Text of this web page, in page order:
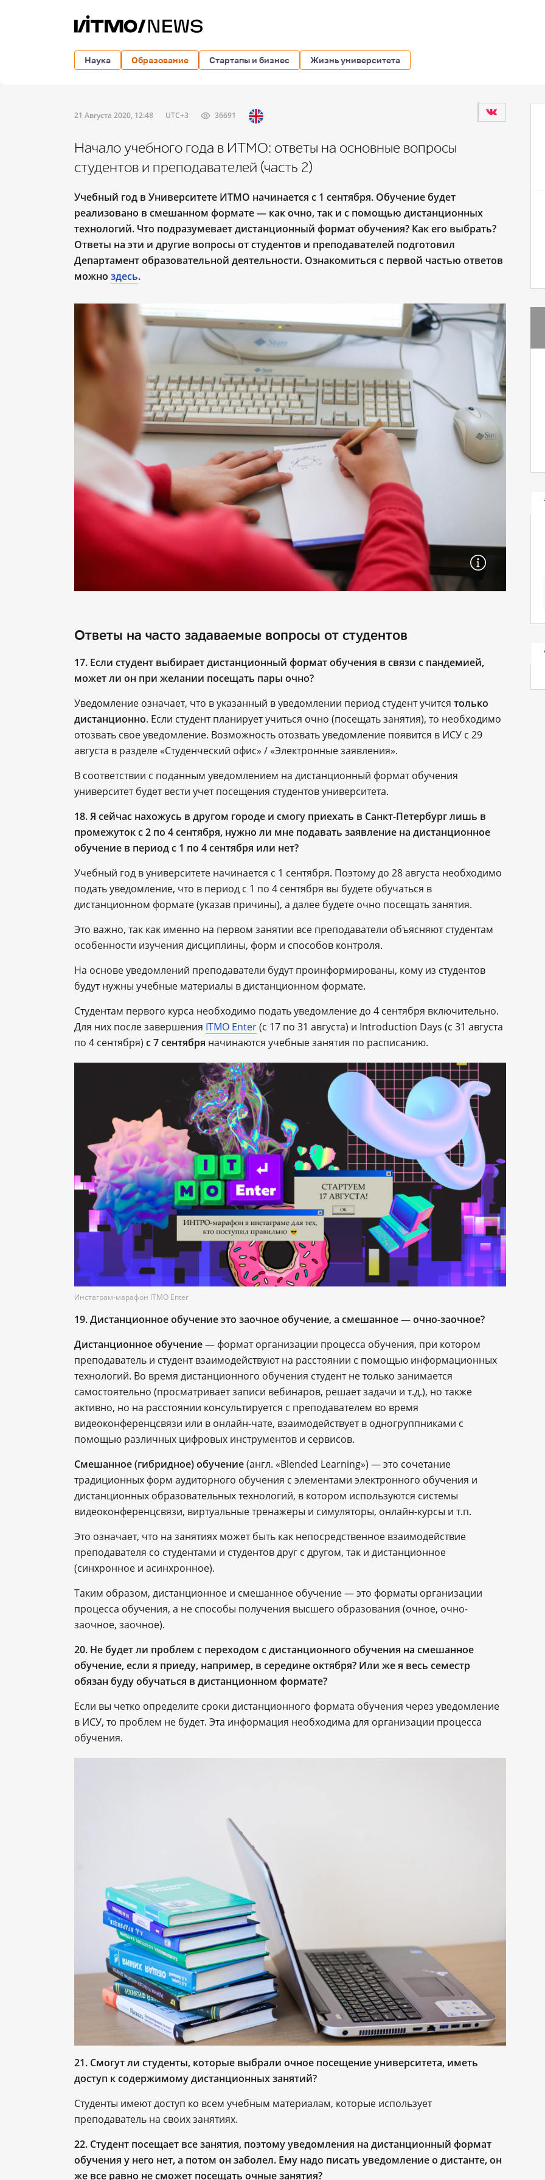
Наука Образование Стартапы и бизнес Жизнь университета
21 Августа 2020, 12:48 UTC+3 36691
Начало учебного года в ИТМО: ответы на основные вопросы
студентов и преподавателей (часть 2)
Учебный год в Университете ИТМО начинается с 1 сентября. Обучение будет
реализовано в смешанном формате ― как очно, так и с помощью дистанционных
технологий. Что подразумевает дистанционный формат обучения? Как его выбрать?
Ответы на эти и другие вопросы от студентов и преподавателей подготовил
Департамент образовательной деятельности. Ознакомиться с первой частью ответов
можно здесь.
Ответы на часто задаваемые вопросы от студентов
17. Если студент выбирает дистанционный формат обучения в связи с пандемией,
может ли он при желании посещать пары очно?
Уведомление означает, что в указанный в уведомлении период студент учится только
дистанционно. Если студент планирует учиться очно (посещать занятия), то необходимо
отозвать свое уведомление. Возможность отозвать уведомление появится в ИСУ с 29
августа в разделе «Студенческий офис» / «Электронные заявления».
В соответствии с поданным уведомлением на дистанционный формат обучения
университет будет вести учет посещения студентов университета.
18.Я сейчас нахожусь в другом городе и смогу приехать в Санкт-Петербург лишь в
промежуток с 2 по 4 сентября, нужно ли мне подавать заявление на дистанционное
обучение в период с 1 по 4 сентября или нет?
Учебный год в университете начинается с 1 сентября. Поэтому до 28 августа необходимо
подать уведомление, что в период с 1 по 4 сентября вы будете обучаться в
дистанционном формате (указав причины), а далее будете очно посещать занятия.
Это важно, так как именно на первом занятии все преподаватели объясняют студентам
особенности изучения дисциплины, форм и способов контроля.
На основе уведомлений преподаватели будут проинформированы, кому из студентов
будут нужны учебные материалы в дистанционном формате.
Студентам первого курса необходимо подать уведомление до 4 сентября включительно.
Для них после завершения ITMO Enter(с 17 по 31 августа) и Introduction Days (с 31 августа
по 4 сентября) с 7 сентября начинаются учебные занятия по расписанию.
Инстаграм-марафон ITMO Enter
19.Дистанционное обучение это заочное обучение, а смешанное ― очно-заочное?
Дистанционное обучение― формат организации процесса обучения, при котором
преподаватель и студент взаимодействуют на расстоянии с помощью информационных
технологий. Во время дистанционного обучения студент не только занимается
самостоятельно (просматривает записи вебинаров, решает задачи и т.д.), но также
активно, но на расстоянии консультируется с преподавателем во время
видеоконференцсвязи или в онлайн-чате, взаимодействует в одногруппниками с
помощью различных цифровых инструментов и сервисов.
Смешанное (гибридное) обучение(англ. «Blended Learning») ― это сочетание
традиционных форм аудиторного обучения с элементами электронного обучения и
дистанционных образовательных технологий, в котором используются системы
видеоконференцсвязи, виртуальные тренажеры и симуляторы, онлайн-курсы и т.п.
Это означает, что на занятиях может быть как непосредственное взаимодействие
преподавателя со студентами и студентов друг с другом, так и дистанционное
(синхронное и асинхронное).
Таким образом, дистанционное и смешанное обучение ― это форматы организации
процесса обучения, а не способы получения высшего образования (очное, очно-
заочное, заочное).
20. Не будет ли проблем с переходом с дистанционного обучения на смешанное
обучение, если я приеду, например, в середине октября? Или же я весь семестр
обязан буду обучаться в дистанционном формате?
Если вы четко определите сроки дистанционного формата обучения через уведомление
в ИСУ, то проблем не будет. Эта информация необходима для организации процесса
обучения.
21. Смогут ли студенты, которые выбрали очное посещение университета, иметь
доступ к содержимому дистанционных занятий?
Студенты имеют доступ ко всем учебным материалам, которые использует
преподаватель на своих занятиях.
22. Студент посещает все занятия, поэтому уведомления на дистанционный формат
обучения у него нет, а потом он заболел. Ему надо писать уведомление о дистанте, он
же все равно не сможет посещать очные занятия?